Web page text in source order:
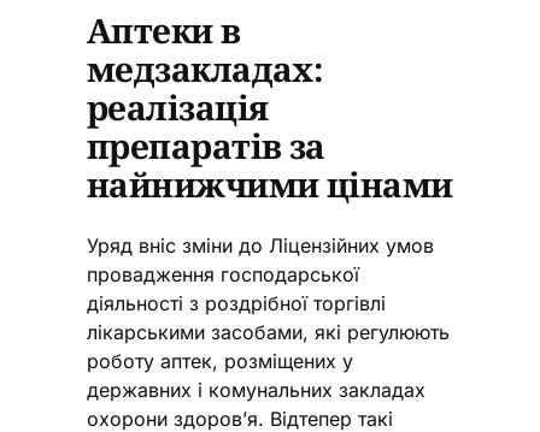
Аптеки в
медзакладах:
реалізація
препаратів за
найнижчими цінами
Уряд вніс зміни до Ліцензійних умов
провадження господарської
діяльності з роздрібної торгівлі
лікарськими засобами, які регулюють
роботу аптек, розміщених у
державних і комунальних закладах
охорони здоров’я. Відтепер такі